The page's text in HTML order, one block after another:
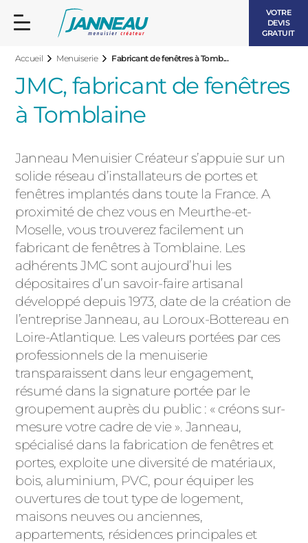
VOTRE
DEVIS
GRATUIT
Accueil Menuiserie Fabricant de fenêtres à Tomb...
JMC, fabricant de fenêtres
à Tomblaine
Janneau Menuisier Créateur s’appuie sur un
solide réseau d’installateurs de portes et
fenêtres implantés dans toute la France. A
proximité de chez vous en Meurthe-et-
Moselle, vous trouverez facilement un
fabricant de fenêtres à Tomblaine. Les
adhérents JMC sont aujourd’hui les
dépositaires d’un savoir-faire artisanal
développé depuis 1973, date de la création de
l’entreprise Janneau, au Loroux-Bottereau en
Loire-Atlantique. Les valeurs portées par ces
professionnels de la menuiserie
transparaissent dans leur engagement,
résumé dans la signature portée par le
groupement auprès du public : « créons sur-
mesure votre cadre de vie ». Janneau,
spécialisé dans la fabrication de fenêtres et
portes, exploite une diversité de matériaux,
bois, aluminium, PVC, pour équiper les
ouvertures de tout type de logement,
maisons neuves ou anciennes,
appartements, résidences principales et
FENÊTRES ET PORTES-FENÊTRES
BOIS
PVC
ALUMINIUM
BAIES VITRÉES
PORTES D’ENTRÉE
LES CONTEMPORAINES
LES INTEMPORELLES
LES LUMINEUSES
VOLETS ROULANTS
PERGOLAS
PORTAILS ET PORTILLONS
CARPORTS
CLÔTURES